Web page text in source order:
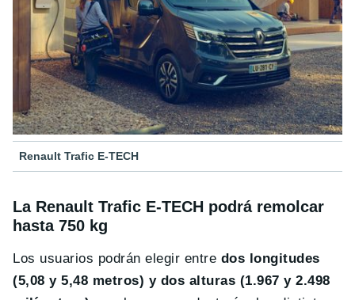
Renault Trafic E-TECH
La Renault Trafic E-TECH podrá remolcar
hasta 750 kg
Los usuarios podrán elegir entre dos longitudes
(5,08 y 5,48 metros) y dos alturas (1.967 y 2.498